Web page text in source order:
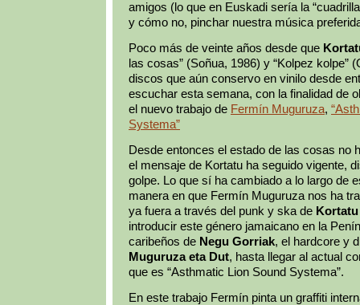
amigos (lo que en Euskadi sería la
y cómo no, pinchar nuestra música
Poco más de veinte años desde que
las cosas” (Soñua, 1986) y “Kolpez kolpe”
discos que aún conservo en vinilo desde
escuchar esta semana, con la finalidad de
el nuevo trabajo de Fermín Muguruza,
Systema”
Desde entonces el estado de las cosas no
el mensaje de Kortatu ha seguido vigente,
golpe. Lo que sí ha cambiado a lo largo de
manera en que Fermín Muguruza nos ha
ya fuera a través del punk y ska de Kortatu
introducir este género jamaicano en la
caribeños de Negu Gorriak, el hardcore y
Muguruza eta Dut, hasta llegar al actual
que es “Asthmatic Lion Sound Systema”.
En este trabajo Fermín pinta un graffiti